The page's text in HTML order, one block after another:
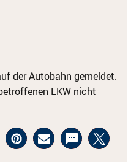
der Autobahn gemeldet.
LKW nicht